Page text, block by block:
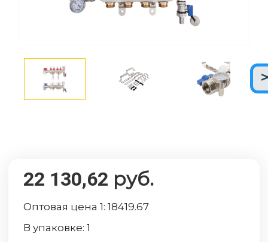
22 130,62 руб.
Оптовая цена 1:18419.67
В упаковке:1